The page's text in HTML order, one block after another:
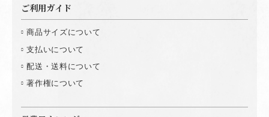
ご利用ガイド
商品サイズについて
支払いについて
配送・送料について
著作権について